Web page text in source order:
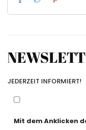
JEDERZEIT INFORMIERT!
Mit dem Anklicken